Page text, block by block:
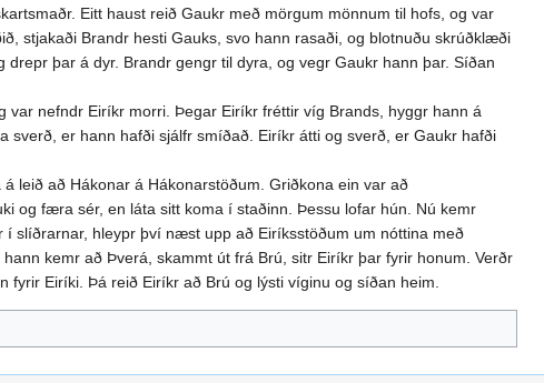
Eitt haust reið Gaukr með mörgum mönnum til hofs, og var
stjakaði Brandr hesti Gauks, svo hann rasaði, og blotnuðu skrúðklæði
þar á dyr. Brandr gengr til dyra, og vegr Gaukr hann þar. Síðan
nefndr Eiríkr morri. Þegar Eiríkr fréttir víg Brands, hyggr hann á
er hann hafði sjálfr smíðað. Eiríkr átti og sverð, er Gaukr hafði
leið að Hákonar á Hákonarstöðum. Griðkona ein var að
og færa sér, en láta sitt koma í staðinn. Þessu lofar hún. Nú kemr
slíðrarnar, hleypr því næst upp að Eiríksstöðum um nóttina með
kemr að Þverá, skammt út frá Brú, sitr Eiríkr þar fyrir honum. Verðr
fyrir Eiríki. Þá reið Eiríkr að Brú og lýsti víginu og síðan heim.